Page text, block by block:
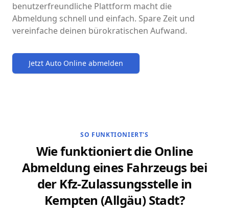
benutzerfreundliche Plattform macht die
Abmeldung schnell und einfach. Spare Zeit und
vereinfache deinen bürokratischen Aufwand.
Jetzt Auto Online abmelden
SO FUNKTIONIERT'S
Wie funktioniert die Online
Abmeldung eines Fahrzeugs bei
der Kfz-Zulassungsstelle in
Kempten (Allgäu) Stadt?